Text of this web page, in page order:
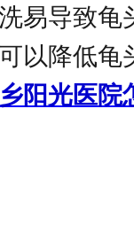
易导致龟
以降低龟
阳光医院